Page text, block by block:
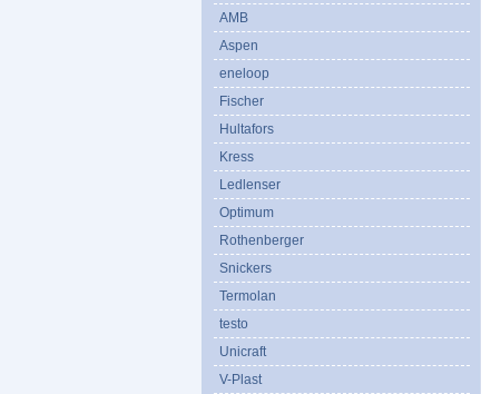
AMB
Aspen
eneloop
Fischer
Hultafors
Kress
Ledlenser
Optimum
Rothenberger
Snickers
Termolan
testo
Unicraft
V-Plast